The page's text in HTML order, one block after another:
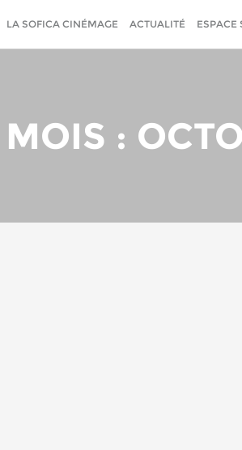
LA SOFICA CINÉMAGE ACTUALITÉ ESPACE
MOIS :